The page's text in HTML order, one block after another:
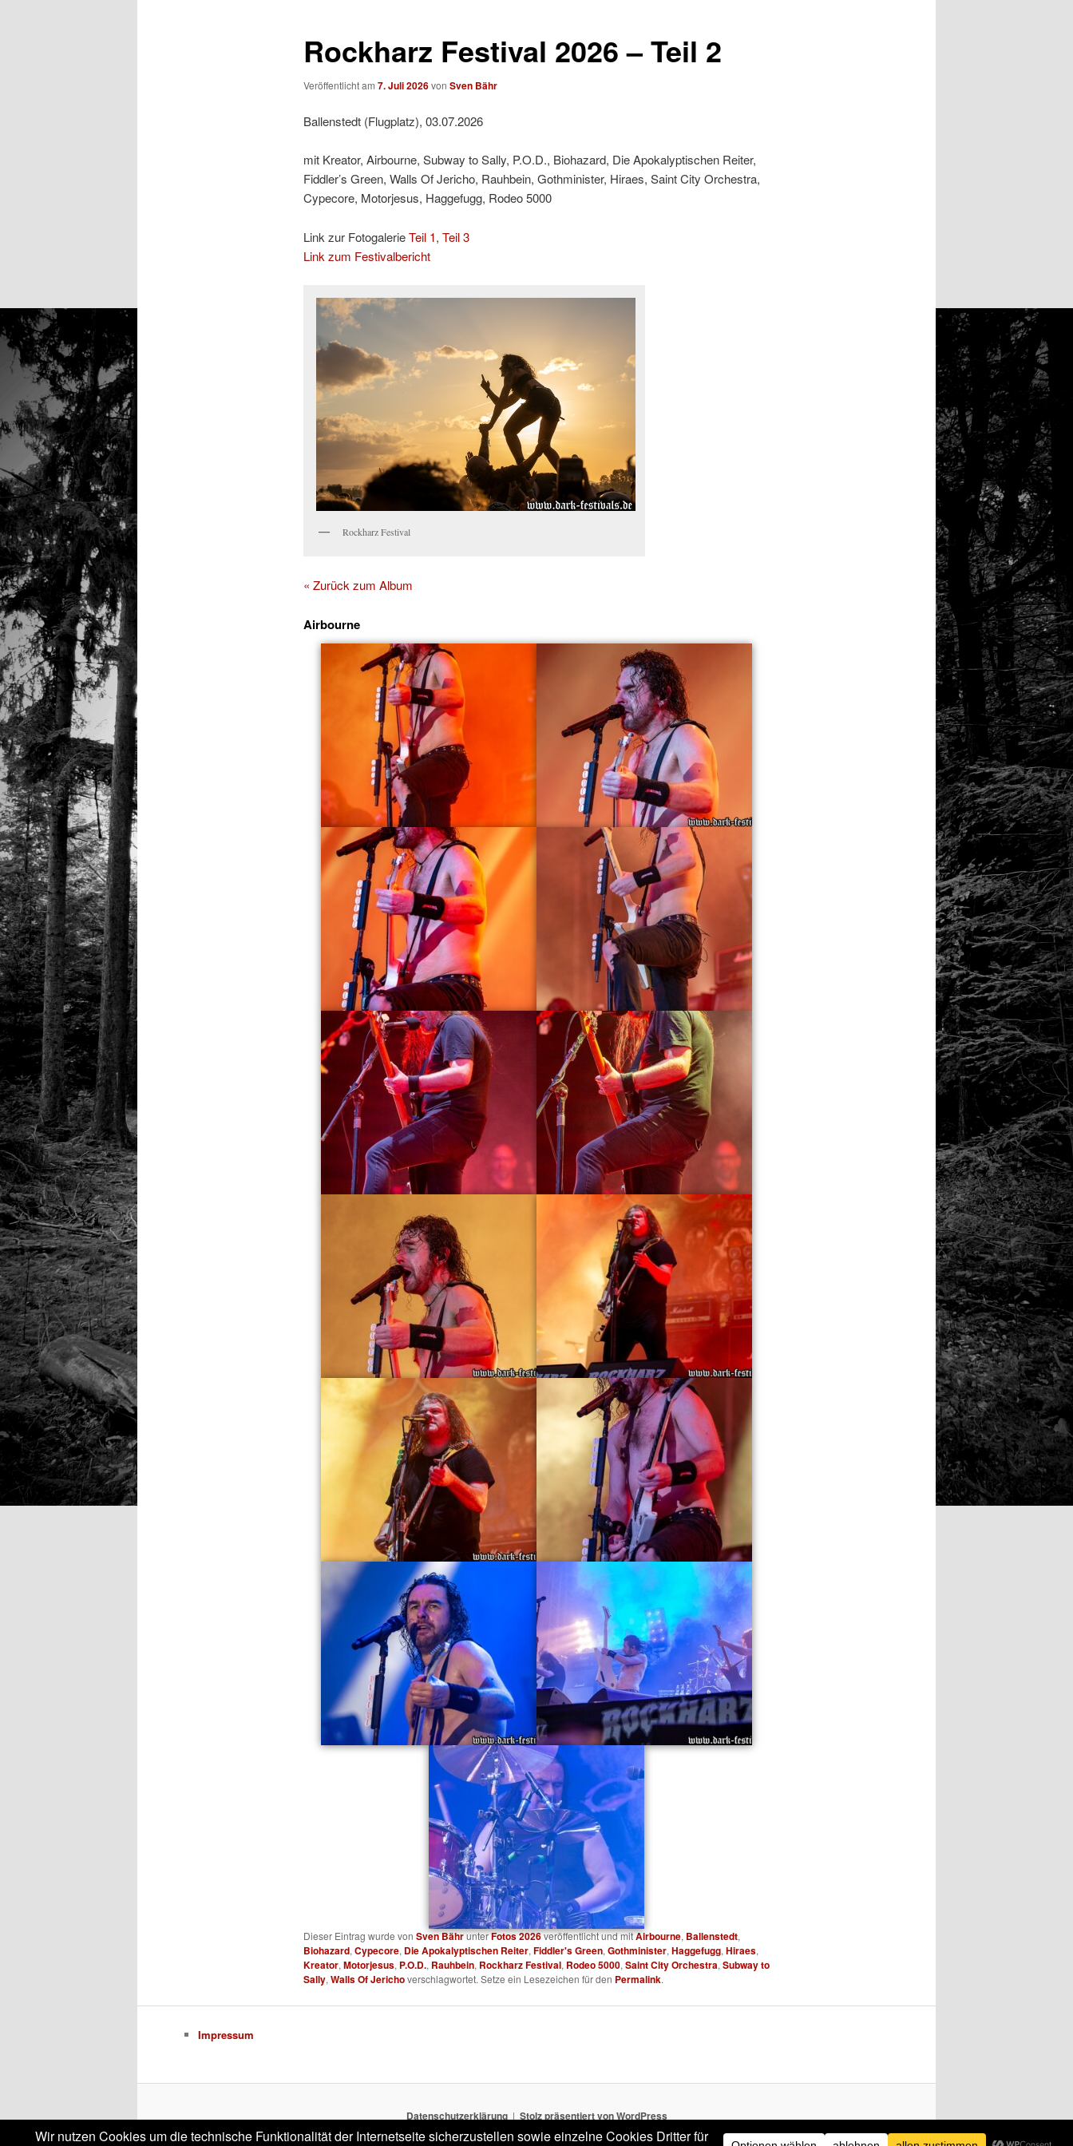
Rockharz Festival 2026 – Teil 2
Veröffentlicht am 7. Juli 2026von Sven Bähr
Ballenstedt (Flugplatz), 03.07.2026
mit Kreator, Airbourne, Subway to Sally, P.O.D., Biohazard, Die Apokalyptischen Reiter,
Fiddler’s Green, Walls Of Jericho, Rauhbein, Gothminister, Hiraes, Saint City Orchestra,
Cypecore, Motorjesus, Haggefugg, Rodeo 5000
Link zur FotogalerieTeil 1, Teil 3
Link zum Festivalbericht
Rockharz Festival
« Zurück zum Album
Airbourne
Dieser Eintrag wurde von Sven BährunterFotos 2026veröffentlicht und mitAirbourne, Ballenstedt,
Biohazard, Cypecore, Die Apokalyptischen Reiter, Fiddler's Green, Gothminister, Haggefugg, Hiraes,
Kreator, Motorjesus, P.O.D., Rauhbein, Rockharz Festival, Rodeo 5000, Saint City Orchestra, Subway to
Sally, Walls Of Jerichoverschlagwortet. Setze ein Lesezeichen für den Permalink.
Impressum
Datenschutzerklärung Stolz präsentiert von WordPress